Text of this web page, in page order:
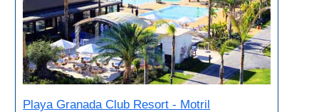
Playa Granada Club Resort - Motril